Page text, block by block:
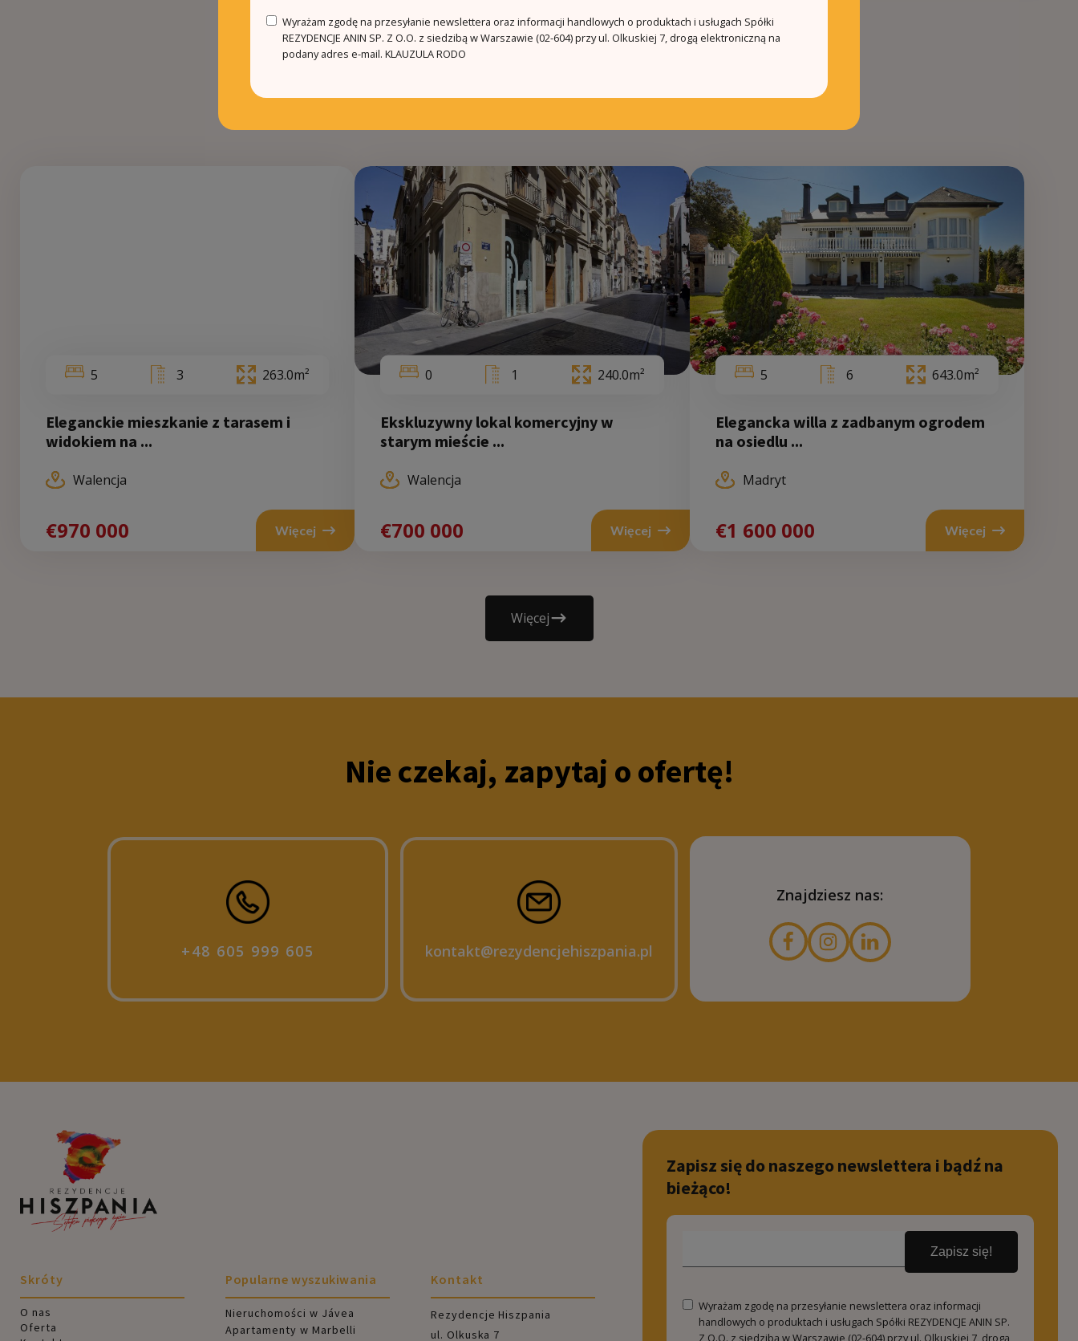
Więcej ofert w tym regionie
5 3 263.0m²
Eleganckie mieszkanie z tarasem i
widokiem na ...
Walencja
€970 000 Więcej
5 3 263.0m²
Walencja
€970 000 Więcej
0 1 240.0m²
Ekskluzywny lokal komercyjny w
starym mieście ...
Walencja
€700 000 Więcej
000
5 6 643.0m²
Elegancka willa z zadbanym ogrodem
na osiedlu ...
Madryt
€1 600 000 Więcej
Więcej
Nie czekaj, zapytaj o ofertę!
+48 605 999 605 kontakt@rezydencjehiszpania.pl
Znajdziesz nas:
Skróty
O nas
Oferta
Popularne wyszukiwania
Nieruchomości w Jávea
Apartamenty w Marbelli
Kontakt
Rezydencje Hiszpania
ul. Olkuska 7
Zapisz się do naszego newslettera i bądź na
bieżąco!
Zapisz się!
Wyrażam zgodę na przesyłanie newslettera oraz informacji
handlowych o produktach i usługach Spółki REZYDENCJE ANIN SP.
Z O.O. z siedzibą w Warszawie (02-604) przy ul. Olkuskiej 7, drogą
Wyrażam zgodę na przesyłanie newslettera oraz informacji handlowych o produktach i usługach Spółki
REZYDENCJE ANIN SP. Z O.O. z siedzibą w Warszawie (02-604) przy ul. Olkuskiej 7, drogą elektroniczną na
podany adres e-mail. KLAUZULA RODO